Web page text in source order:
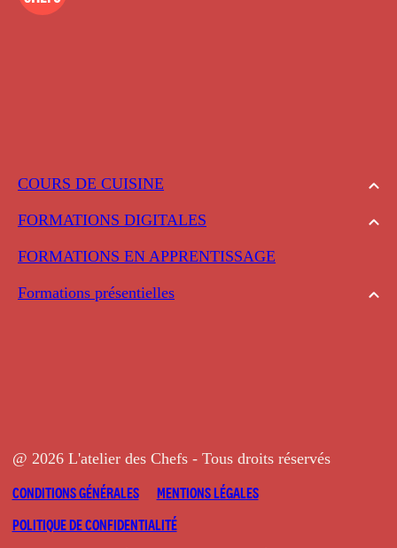
COURS DE CUISINE
FORMATIONS DIGITALES
FORMATIONS EN APPRENTISSAGE
Formations présentielles
@ 2026 L'atelier des Chefs - Tous droits réservés
CONDITIONS GÉNÉRALES
MENTIONS LÉGALES
POLITIQUE DE CONFIDENTIALITÉ